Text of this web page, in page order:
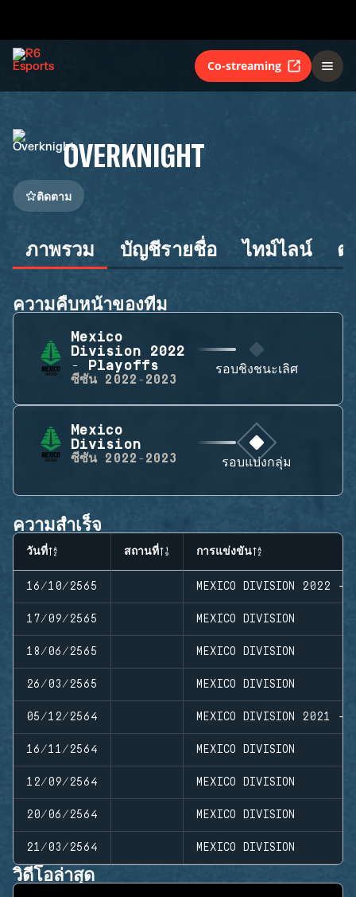
Co-streaming
OVERKNIGHT
ติดตาม
ภาพรวม บัญชีรายชื่อ ไทม์ไลน์ ต
ความคืบหน้าของทีม
Mexico
Division 2022
- Playoffs
ซีซัน 2022-2023
รอบชิงชนะเลิศ
Mexico
Division
ซีซัน 2022-2023 รอบแบ่งกลุ่ม
ความสำเร็จ
วันที่ สถานที่ การแข่งขัน
16/10/2565 MEXICO DIVISION 2022 -
17/09/2565 MEXICO DIVISION
18/06/2565 MEXICO DIVISION
26/03/2565 MEXICO DIVISION
05/12/2564 MEXICO DIVISION 2021 -
16/11/2564 MEXICO DIVISION
12/09/2564 MEXICO DIVISION
20/06/2564 MEXICO DIVISION
21/03/2564 MEXICO DIVISION
วิดีโอล่าสุด